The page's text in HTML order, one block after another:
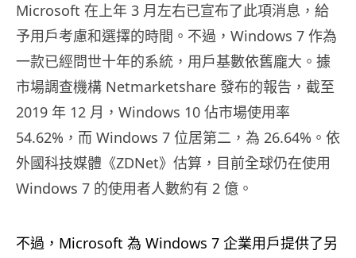
Microsoft 在上年 3 月左右已宣布了此項消息，給
予用戶考慮和選擇的時間。不過，Windows 7 作為
一款已經問世十年的系統，用戶基數依舊龐大。據
市場調查機構 Netmarketshare 發布的報告，截至
2019 年 12 月，Windows 10 佔市場使用率
54.62%，而 Windows 7 位居第二，為 26.64%。依
外國科技媒體《ZDNet》估算，目前全球仍在使用
Windows 7 的使用者人數約有 2 億。
不過，Microsoft 為 Windows 7 企業用戶提供了另